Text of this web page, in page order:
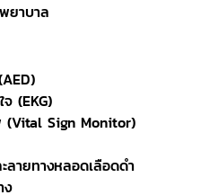
ยาบาล
(EKG)
Sign Monitor)
ลายทางหลอดเลือดดำ
ง